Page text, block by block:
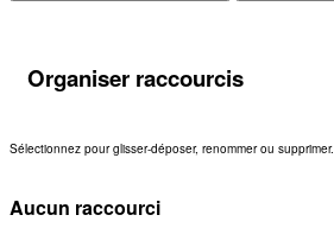
Organiser raccourcis
Sélectionnez pour glisser-déposer, renommer ou supprimer.
Aucun raccourci